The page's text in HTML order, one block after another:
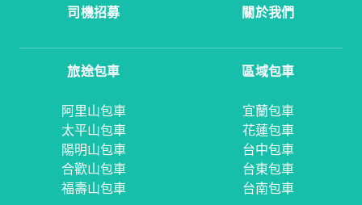
司機招募
關於我們
旅途包車
阿里山包車
太平山包車
陽明山包車
合歡山包車
福壽山包車
區域包車
宜蘭包車
花蓮包車
台中包車
台東包車
台南包車